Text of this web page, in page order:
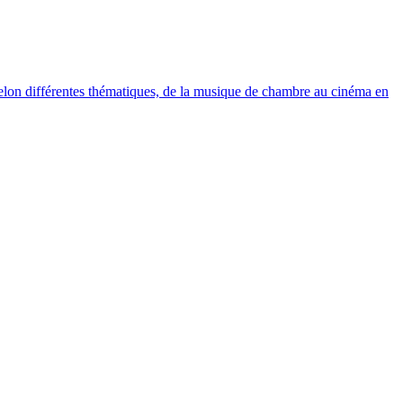
différentes thématiques, de la musique de chambre au cinéma en